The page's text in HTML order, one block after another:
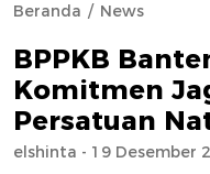
Beranda News
BPPKB
Komitmen
Persatuan
elshinta - 19 Desember